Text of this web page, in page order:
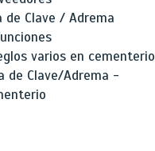
de Clave / Adrema
varios en cementerio
de Clave/Adrema -